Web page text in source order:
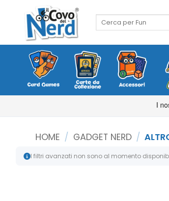
contenuti
Cerca:
HOME / GADGET NERD /
I filtri avanzati non sono al momento